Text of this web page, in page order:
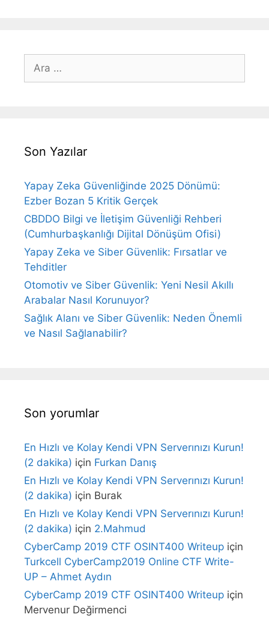
ara
Son Yazılar
Yapay Zeka Güvenliğinde 2025 Dönümü:
Ezber Bozan 5 Kritik Gerçek
CBDDO Bilgi ve İletişim Güvenliği Rehberi
(Cumhurbaşkanlığı Dijital Dönüşüm Ofisi)
Yapay Zeka ve Siber Güvenlik: Fırsatlar ve
Tehditler
Otomotiv ve Siber Güvenlik: Yeni Nesil Akıllı
Arabalar Nasıl Korunuyor?
Sağlık Alanı ve Siber Güvenlik: Neden Önemli
ve Nasıl Sağlanabilir?
Son yorumlar
En Hızlı ve Kolay Kendi VPN Serverınızı Kurun!
(2 dakika) için Furkan Danış
En Hızlı ve Kolay Kendi VPN Serverınızı Kurun!
(2 dakika) için Burak
En Hızlı ve Kolay Kendi VPN Serverınızı Kurun!
(2 dakika) için 2.Mahmud
CyberCamp 2019 CTF OSINT400 Writeup için
Turkcell CyberCamp2019 Online CTF Write-
UP – Ahmet Aydın
CyberCamp 2019 CTF OSINT400 Writeup için
Mervenur Değirmenci